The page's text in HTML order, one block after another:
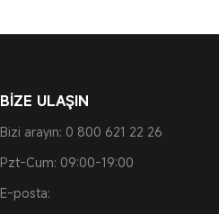
BİZE ULAŞIN
Bizi arayın: 0 800 621 22 26
Pzt-Cum: 09:00-19:00
E-posta: